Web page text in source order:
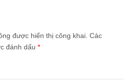
được hiển thị công khai. Các
đánh dấu *